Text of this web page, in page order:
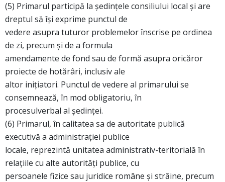
(5) Primarul participă la şedinţele consiliului local şi are
dreptul să îşi exprime punctul de
vedere asupra tuturor problemelor înscrise pe ordinea
de zi, precum şi de a formula
amendamente de fond sau de formă asupra oricăror
proiecte de hotărâri, inclusiv ale
altor iniţiatori. Punctul de vedere al primarului se
consemnează, în mod obligatoriu, în
procesulverbal al şedinţei.
(6) Primarul, în calitatea sa de autoritate publică
executivă a administraţiei publice
locale, reprezintă unitatea administrativ-teritorială în
relaţiile cu alte autorităţi publice, cu
persoanele fizice sau juridice române şi străine, precum